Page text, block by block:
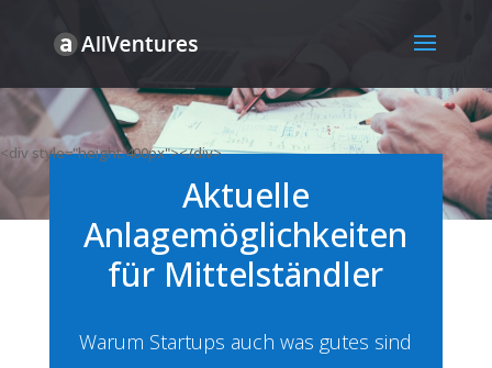
<div style="height:400px"></div>
Aktuelle
Anlagemöglichkeiten
für Mittelständler
Warum Startups auch was gutes sind